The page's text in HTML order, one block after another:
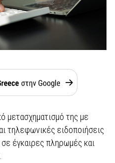
μετασχηματισμό της με
τηλεφωνικές ειδοποιήσεις
έγκαιρες πληρωμές και